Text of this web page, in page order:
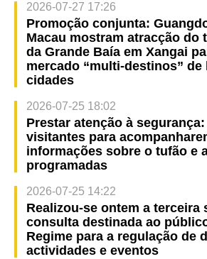
2026-07-27 17:26
Promoção conjunta:
Macau mostram atracção do
da Grande Baía em Xangai
mercado “multi-destinos” de
cidades
2026-07-25 18:02
Prestar atenção à
visitantes para
informações sobre o tufão e
programadas
2026-07-25 14:22
Realizou-se ontem a terceira
consulta destinada ao
Regime para a regulação de
actividades e eventos